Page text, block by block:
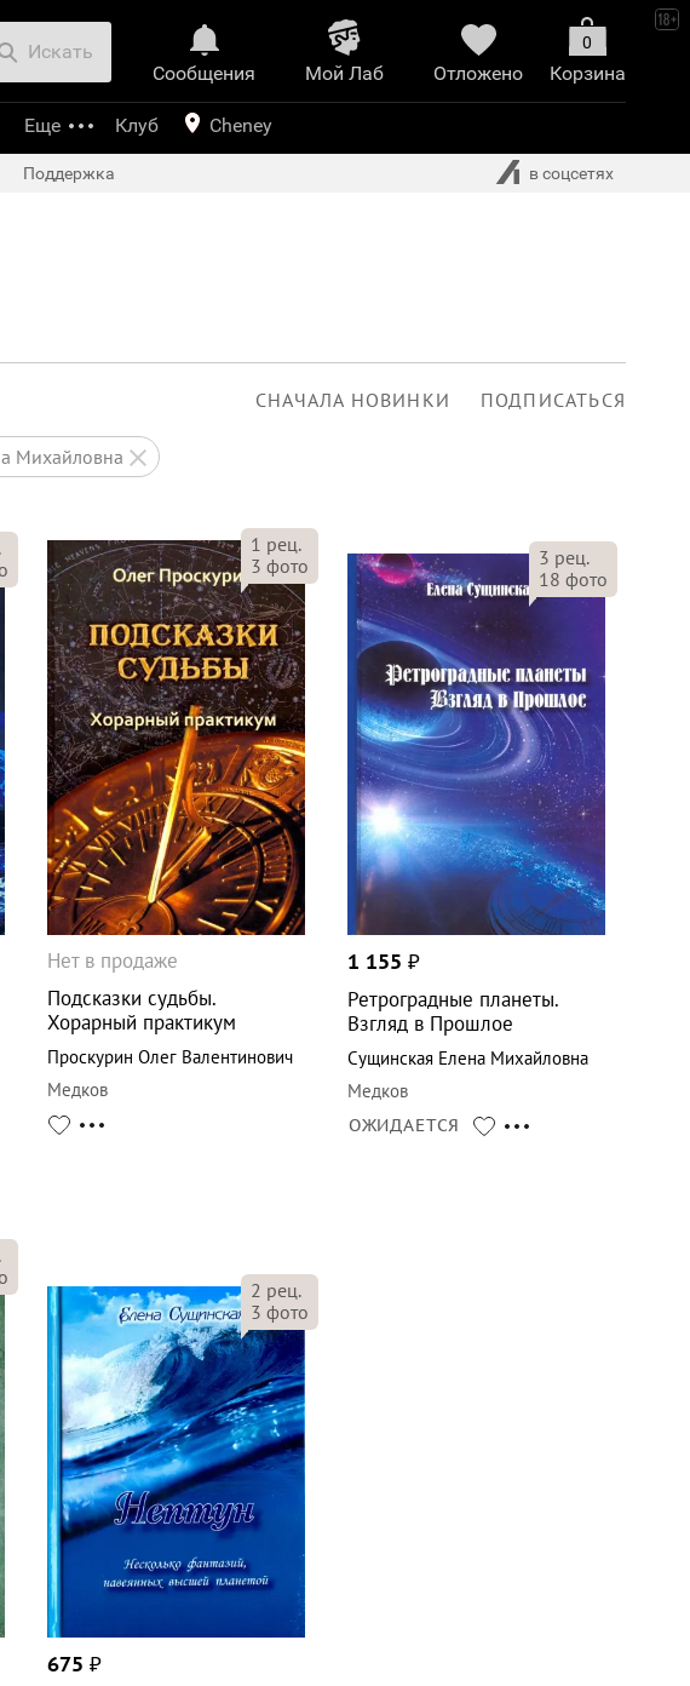
СНАЧАЛА НОВИНКИ ПОДПИСАТЬСЯ
Михайловна
1 рец.
3 фото
Нет в продаже
Подсказки судьбы.
Хорарный практикум
Проскурин Олег Валентинович
Медков
3 рец.
18 фото
1 155 ₽
Ретроградные планеты.
Взгляд в Прошлое
Сущинская Елена Михайловна
Медков
ОЖИДАЕТСЯ
2 рец.
3 фото
675₽
Сообщения
Mой Лаб​
иринт
Отложено
0
Корзина
Искать
Еще Клуб Cheney
Поддержка в соцсетях